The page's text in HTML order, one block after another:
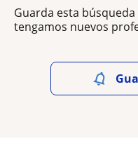
Guarda esta
tengamos nuevos